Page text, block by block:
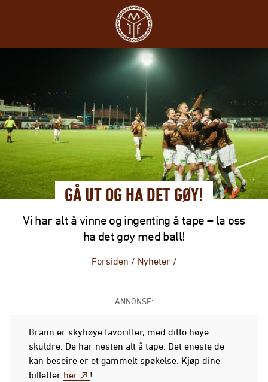
GÅ UT OG HA DET GØY!
Vi har alt å vinne og ingenting å tape – la oss
ha det gøy med ball!
Forsiden / Nyheter /
ANNONSE:
Brann er skyhøye favoritter, med ditto høye
skuldre. De har nesten alt å tape. Det eneste de
kan beseire er et gammelt spøkelse. Kjøp dine
billetter her !